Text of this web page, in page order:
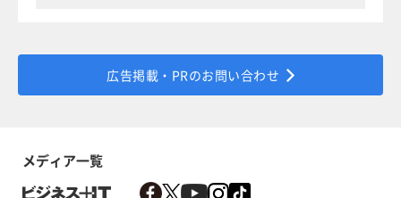
広告掲載・PRのお問い合わせ
メディア一覧